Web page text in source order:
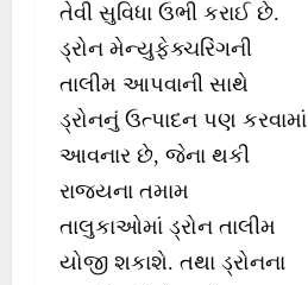
તેવી સુવિધા ઉભી કરાઈ છે.
ડ્રોન મેન્યુફેક્ચરિંગની
તાલીમ આપવાની સાથે
ડ્રોનનું ઉત્પાદન પણ કરવામાં
આવનાર છે, જેના થકી
રાજ્યના તમામ
તાલુકાઓમાં ડ્રોન તાલીમ
યોજી શકાશે. તથા ડ્રોનના